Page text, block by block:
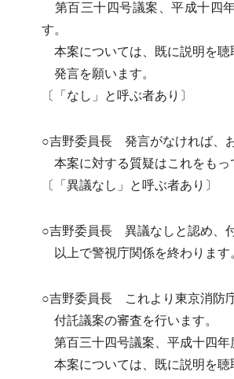
第百三十四号議案、平成十四
す。
本案については、既に説明を聴
発言を願います。
〔「なし」と呼ぶ者あり〕
○吉野委員長 発言がなければ、
本案に対する質疑はこれをもっ
〔「異議なし」と呼ぶ者あり〕
○吉野委員長 異議なしと認め、
以上で警視庁関係を終わります
○吉野委員長 これより東京消防
付託議案の審査を行います。
第百三十四号議案、平成十四年
本案については、既に説明を聴